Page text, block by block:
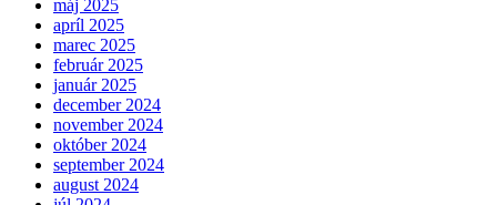
máj 2025
apríl 2025
marec 2025
február 2025
január 2025
december 2024
november 2024
október 2024
september 2024
august 2024